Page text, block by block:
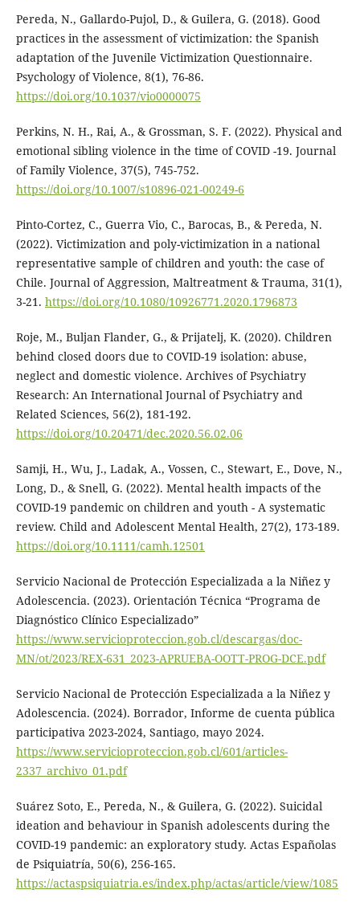
Pereda, N., Gallardo-Pujol, D., & Guilera, G. (2018). Good
practices in the assessment of victimization: the Spanish
adaptation of the Juvenile Victimization Questionnaire.
Psychology of Violence, 8(1), 76-86.
https://doi.org/10.1037/vio0000075
Perkins, N. H., Rai, A., & Grossman, S. F. (2022). Physical and
emotional sibling violence in the time of COVID -19. Journal
of Family Violence, 37(5), 745-752.
https://doi.org/10.1007/s10896-021-00249-6
Pinto-Cortez, C., Guerra Vio, C., Barocas, B., & Pereda, N.
(2022). Victimization and poly-victimization in a national
representative sample of children and youth: the case of
Chile. Journal of Aggression, Maltreatment & Trauma, 31(1),
3-21. https://doi.org/10.1080/10926771.2020.1796873
Roje, M., Buljan Flander, G., & Prijatelj, K. (2020). Children
behind closed doors due to COVID-19 isolation: abuse,
neglect and domestic violence. Archives of Psychiatry
Research: An International Journal of Psychiatry and
Related Sciences, 56(2), 181-192.
https://doi.org/10.20471/dec.2020.56.02.06
Samji, H., Wu, J., Ladak, A., Vossen, C., Stewart, E., Dove, N.,
Long, D., & Snell, G. (2022). Mental health impacts of the
COVID-19 pandemic on children and youth - A systematic
review. Child and Adolescent Mental Health, 27(2), 173-189.
https://doi.org/10.1111/camh.12501
Servicio Nacional de Protección Especializada a la Niñez y
Adolescencia. (2023). Orientación Técnica “Programa de
Diagnóstico Clínico Especializado”
https://www.servicioproteccion.gob.cl/descargas/doc-
MN/ot/2023/REX-631_2023-APRUEBA-OOTT-PROG-DCE.pdf
Servicio Nacional de Protección Especializada a la Niñez y
Adolescencia. (2024). Borrador, Informe de cuenta pública
participativa 2023-2024, Santiago, mayo 2024.
https://www.servicioproteccion.gob.cl/601/articles-
2337_archivo_01.pdf
Suárez Soto, E., Pereda, N., & Guilera, G. (2022). Suicidal
ideation and behaviour in Spanish adolescents during the
COVID-19 pandemic: an exploratory study. Actas Españolas
de Psiquiatría, 50(6), 256-165.
https://actaspsiquiatria.es/index.php/actas/article/view/1085